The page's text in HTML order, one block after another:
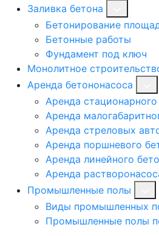
Заливка бетона
Бетонирование
Бетонные работы
Фундамент под ключ
Монолитное
Аренда бетононасоса
Аренда
Аренда
Аренда стреловых
Аренда поршневого
Аренда линейного
Аренда
Промышленные полы
Виды промышленных
Промышленные полы